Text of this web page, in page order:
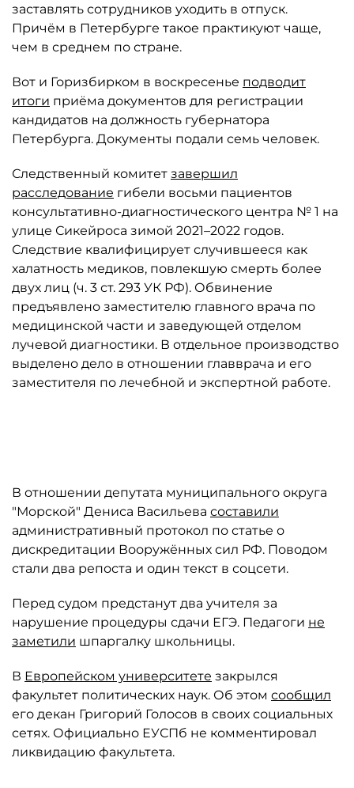
заставлять сотрудников уходить в отпуск.
Причём в Петербурге такое практикуют чаще,
чем в среднем по стране.
Вот и Горизбирком в воскресенье подводит
итоги приёма документов для регистрации
кандидатов на должность губернатора
Петербурга. Документы подали семь человек.
Следственный комитет завершил
расследование гибели восьми пациентов
консультативно-диагностического центра № 1 на
улице Сикейроса зимой 2021–2022 годов.
Следствие квалифицирует случившееся как
халатность медиков, повлекшую смерть более
двух лиц (ч. 3 ст. 293 УК РФ). Обвинение
предъявлено заместителю главного врача по
медицинской части и заведующей отделом
лучевой диагностики. В отдельное производство
выделено дело в отношении главврача и его
заместителя по лечебной и экспертной работе.
В отношении депутата муниципального округа
"Морской" Дениса Васильева составили
административный протокол по статье о
дискредитации Вооружённых сил РФ. Поводом
стали два репоста и один текст в соцсети.
Перед судом предстанут два учителя за
нарушение процедуры сдачи ЕГЭ. Педагоги не
заметили шпаргалку школьницы.
В Европейском университете закрылся
факультет политических наук. Об этом сообщил
его декан Григорий Голосов в своих социальных
сетях. Официально ЕУСПб не комментировал
ликвидацию факультета.